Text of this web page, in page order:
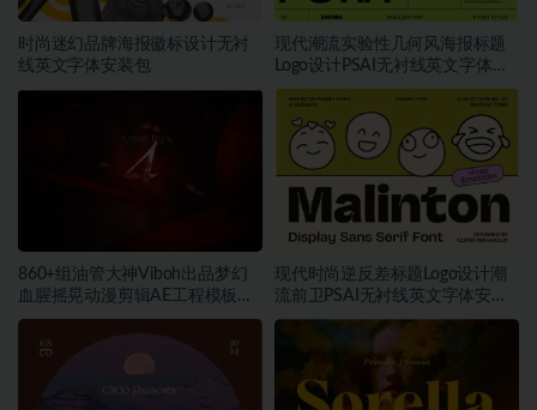
时尚迷幻品牌海报徽标设计无衬
线英文字体安装包
现代潮流实验性几何风海报标题
Logo设计PSAI无衬线英文字体安
装包
860+组油管大神Viboh出品梦幻
血腥摇晃动漫剪辑AE工程模板预
设叠加视频音效字体素材包
现代时尚逆反差标题Logo设计潮
流前卫PSAI无衬线英文字体安装
包素材